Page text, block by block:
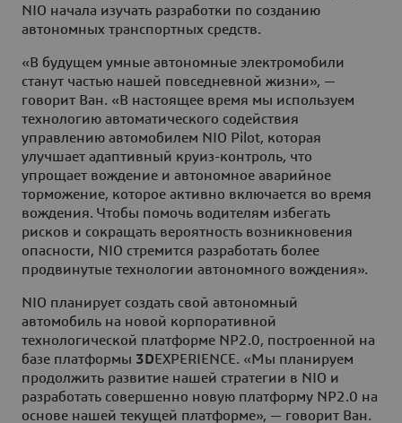
NIO начала изучать разработки по созданию
автономных транспортных средств.
«В будущем умные автономные электромобили
станут частью нашей повседневной жизни», —
говорит Ван. «В настоящее время мы используем
технологию автоматического содействия
управлению автомобилем NIO Pilot, которая
улучшает адаптивный круиз-контроль, что
упрощает вождение и автономное аварийное
торможение, которое активно включается во время
вождения. Чтобы помочь водителям избегать
рисков и сокращать вероятность возникновения
опасности, NIO стремится разработать более
продвинутые технологии автономного вождения».
NIO планирует создать свой автономный
автомобиль на новой корпоративной
технологической платформе NP2.0, построенной на
базе платформы 3DEXPERIENCE. «Мы планируем
продолжить развитие нашей стратегии в NIO и
разработать совершенно новую платформу NP2.0 на
основе нашей текущей платформе», — говорит Ван.